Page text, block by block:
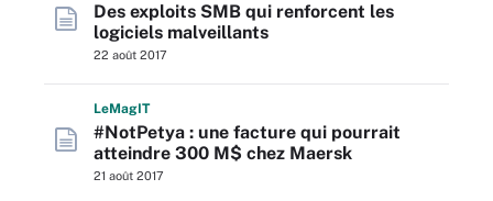
Des exploits SMB qui renforcent les
logiciels malveillants
22 août 2017
LeMagIT
#NotPetya : une facture qui pourrait
atteindre 300 M$ chez Maersk
21 août 2017